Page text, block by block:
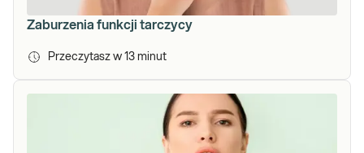
Zaburzenia funkcji tarczycy
Przeczytasz w 13 minut